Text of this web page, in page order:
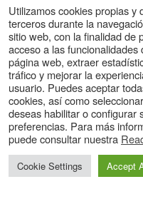
digital de la Sociedad
2697-2468. Bienvenidos
que intercambiar
que es el océano
contacto@epistemai.es
Utilizamos cookies propias y
terceros durante la
sitio web, con la finalidad de
acceso a las funcionalidades
página web, extraer
tráfico y mejorar la
usuario. Puedes aceptar
cookies, así como
deseas habilitar o configurar
preferencias. Para más
puede consultar nuestra
Cookie Settings Accept